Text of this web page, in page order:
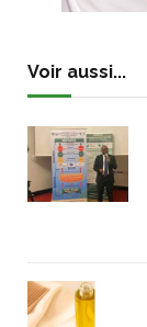
Voir aussi...